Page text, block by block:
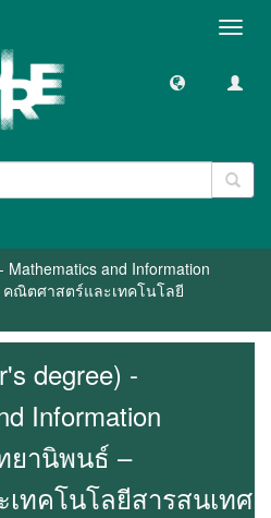
and Information
คณิตศาสตร์และเทคโนโลยี
degree) -
Information
ยานิพนธ์ –
ทคโนโลยีสารสนเทศ